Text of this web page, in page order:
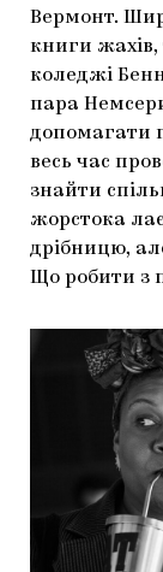
Вермонт.
книги жахів,
коледжі
пара
допомагати
весь час
знайти
жорстока
дрібницю,
Що робити з